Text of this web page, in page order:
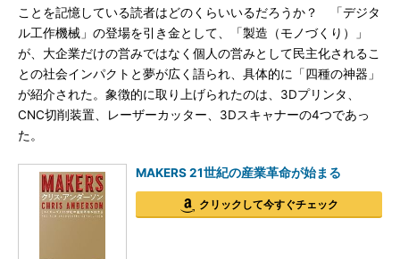
ことを記憶している読者はどのくらいいるだろうか？ 「デジタ
ル工作機械」の登場を引き金として、「製造（モノづくり）」
が、大企業だけの営みではなく個人の営みとして民主化されるこ
との社会インパクトと夢が広く語られ、具体的に「四種の神器」
が紹介された。象徴的に取り上げられたのは、3Dプリンタ、
CNC切削装置、レーザーカッター、3Dスキャナーの4つであっ
た。
MAKERS 21世紀の産業革命が始まる
クリックして今すぐチェック